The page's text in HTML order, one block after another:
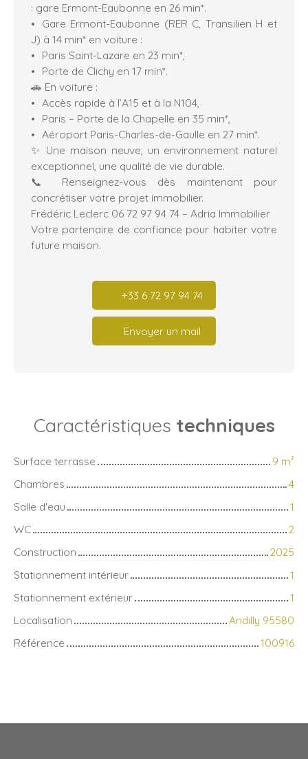
: gare Ermont-Eaubonne en 26 min*.
Gare Ermont-Eaubonne (RER C, Transilien H et
J) à 14 min* en voiture :
Paris Saint-Lazare en 23 min*,
Porte de Clichy en 17 min*.
🚗 En voiture :
Accès rapide à l’A15 et à la N104,
Paris – Porte de la Chapelle en 35 min*,
Aéroport Paris-Charles-de-Gaulle en 27 min*.
✨ Une maison neuve, un environnement naturel
exceptionnel, une qualité de vie durable.
📞 Renseignez-vous dès maintenant pour
concrétiser votre projet immobilier.
Frédéric Leclerc 06 72 97 94 74 – Adria Immobilier
Votre partenaire de confiance pour habiter votre
future maison.
+33 6 72 97 94 74
Envoyer un mail
Caractéristiques techniques
Surface terrasse 9 m²
Chambres
4
Salle d'eau
1
WC
2
Construction
2025
Stationnement intérieur
1
Stationnement extérieur
1
Localisation
Andilly 95580
Référence
100916